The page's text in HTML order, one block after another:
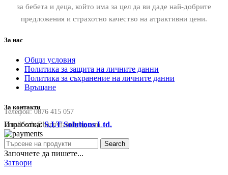
за бебета и деца, който има за цел да ви даде най-добрите
предложения и страхотно качество на атрактивни цени.
За нас
Общи условия
Политика за защита на личните данни
Политика за съхранение на личните данни
Връщане
За контакти
Телефон:0876 415 057
Email:sale@happyfamilybg.com
Изработка:S.I.T Solutions Ltd.
Search
Започнете да пишете...
Затвори